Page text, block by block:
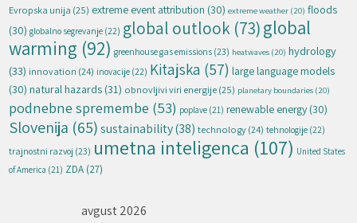
Evropska unija (25) extreme event attribution (30) extreme weather (20) floods
(30) globalno segrevanje (22) global outlook (73)global
warming (92) greenhouse gas emissions (23) heatwaves (20) hydrology
(33) innovation (24) inovacije (22) Kitajska (57) large language models
(30) natural hazards (31) obnovljivi viri energije(25) planetary boundaries (20)
podnebne spremembe (53) poplave (21) renewable energy (30)
Slovenija (65) sustainability(38) technology(24) tehnologije (22)
trajnostni razvoj (23) umetna inteligenca (107) United States
of America (21) ZDA (27)
avgust 2026